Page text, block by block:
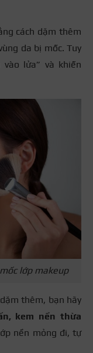
cách dặm thêm
da bị mốc. Tuy
lửa” và khiến
lớp makeup
thêm, bạn hãy
kem nền thừa
nền mỏng đi, tự